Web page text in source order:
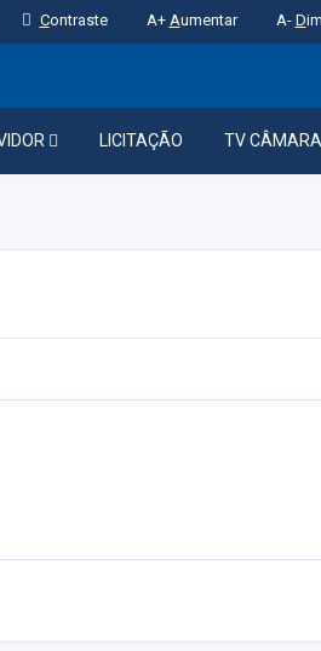
Contraste A+ Aumentar A- D
LICITAÇÃO TV CÂMARA